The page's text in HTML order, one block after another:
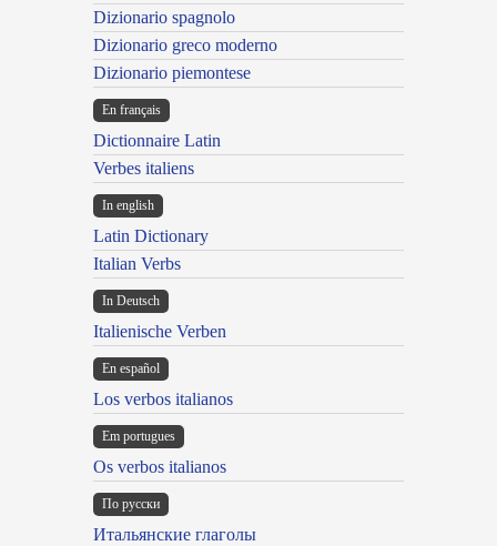
Dizionario spagnolo
Dizionario greco moderno
Dizionario piemontese
En français
Dictionnaire Latin
Verbes italiens
In english
Latin Dictionary
Italian Verbs
In Deutsch
Italienische Verben
En español
Los verbos italianos
Em portugues
Os verbos italianos
По русски
Итальянские глаголы